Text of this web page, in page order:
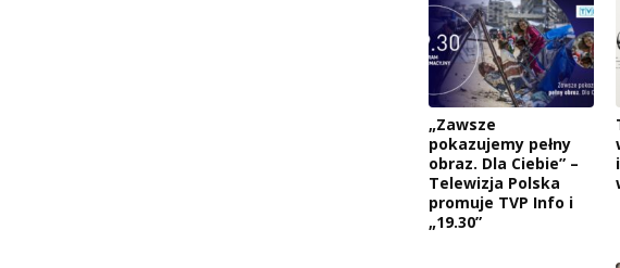
„Zawsze
pokazujemy pełny
obraz. Dla Ciebie” –
Telewizja Polska
promuje TVP Info i
„19.30”